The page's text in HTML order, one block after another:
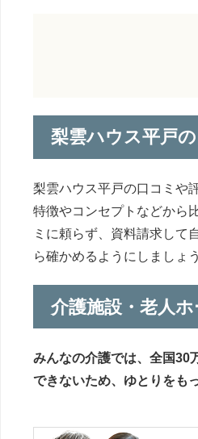
梨雲ハウス平戸
梨雲ハウス平戸の口コミや
特徴やコンセプトなどから
ミに頼らず、資料請求して
ら確かめるようにしましょう
介護施設・老人
みんなの介護では、全国30
できないため、ゆとりをも